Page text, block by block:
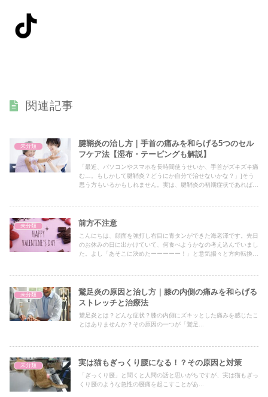
関連記事
未分類
腱鞘炎の治し方｜手首の痛みを和らげる5つのセル
フケア法【湿布・テーピングも解説】
「最近、パソコンやスマホを長時間使うせいか、手首がズキズキ痛
む…。もしかして腱鞘炎？どうにか自分で治せないかな？」]そう
思う方もいるかもしれません。実は、腱鞘炎の初期症状であれば、
フケア法を、湿布・テーピング・サポーターの使い方も含めてわか
未分類 前方不注意
こんにちは、顔面を強打し右目に青タンができた海老澤です。先日
のお休みの日に出かけていて、何食べようかなの考え込んでいまし
た。よし「あそこに決めたーーーーー！」と意気揚々と方向転換を
った場所を見ると１本の街灯の柱がそこにありました。これにぶつ
かったのかと私はそこでやっと理解しました。周りを見渡すとカッ
プルだらけなんでたと思うとそうなんですその日はなんと、、、バ
レンタインデイ！私はそんな日に顔ぶつけ青タンができ瞼は腫れの
厄日チョコレートの代わりに青タンと激痛のプレゼントをいただき
未分類
鵞足炎の原因と治し方｜膝の内側の痛みを和らげる
ストレッチと治療法
鵞足炎とは？どんな症状？膝の内側にズキッとした痛みを感じたこ
とはありませんか？その原因の一つが「鵞足...
未分類 実は猫もぎっくり腰になる！？その原因と対策
「ぎっくり腰」と聞くと人間の話と思いがちですが、実は猫もぎっ
くり腰のような急性の腰痛を起こすことがあ...